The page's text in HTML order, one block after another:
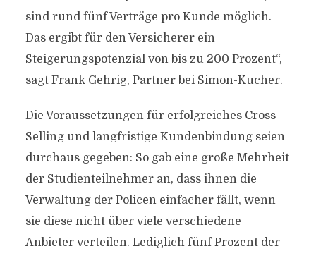
sind rund fünf Verträge pro Kunde möglich.
Das ergibt für den Versicherer ein
Steigerungspotenzial von bis zu 200 Prozent“,
sagt Frank Gehrig, Partner bei Simon-Kucher.
Die Voraussetzungen für erfolgreiches Cross-
Selling und langfristige Kundenbindung seien
durchaus gegeben: So gab eine große Mehrheit
der Studienteilnehmer an, dass ihnen die
Verwaltung der Policen einfacher fällt, wenn
sie diese nicht über viele verschiedene
Anbieter verteilen. Lediglich fünf Prozent der